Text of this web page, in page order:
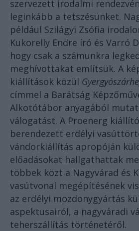
szervezett irodalmi
leginkább a tetszésünket.
például Szilágyi Zsófia
Kukorelly Endre író és Varró
hogy csak a számunkra
meghívottakat említsük. A
kiállítások közül
címmel a Barátság
Alkotótábor anyagából
válogatást. A Proenerg
berendezett erdélyi
vándorkiállítás apropóján
előadásokat hallgathattak
többek közt a Nagyvárad és
vasútvonal megépítésének
az erdélyi mozdonygyártás
aspektusairól, a nagyváradi
teherszállítás történetéről.